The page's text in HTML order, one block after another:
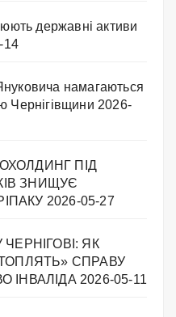
державні активи
14
намагаються
Чернігівщини 2026-
ПІД
ЗНИЩУЄ
2026-05-27
ЯК
СПРАВУ
ІНВАЛІДА 2026-05-11